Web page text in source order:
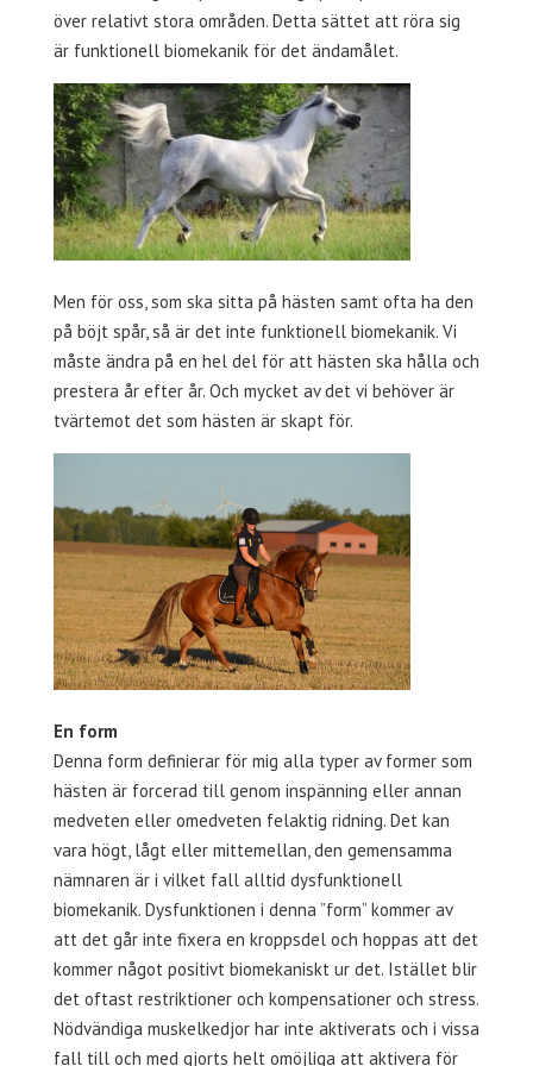
över relativt stora områden. Detta sättet att röra sig
är funktionell biomekanik för det ändamålet.
Men för oss, som ska sitta på hästen samt ofta ha den
på böjt spår, så är det inte funktionell biomekanik. Vi
måste ändra på en hel del för att hästen ska hålla och
prestera år efter år. Och mycket av det vi behöver är
tvärtemot det som hästen är skapt för.
En form
Denna form definierar för mig alla typer av former som
hästen är forcerad till genom inspänning eller annan
medveten eller omedveten felaktig ridning. Det kan
vara högt, lågt eller mittemellan, den gemensamma
nämnaren är i vilket fall alltid dysfunktionell
biomekanik. Dysfunktionen i denna ”form” kommer av
att det går inte fixera en kroppsdel och hoppas att det
kommer något positivt biomekaniskt ur det. Istället blir
det oftast restriktioner och kompensationer och stress.
Nödvändiga muskelkedjor har inte aktiverats och i vissa
fall till och med gjorts helt omöjliga att aktivera för